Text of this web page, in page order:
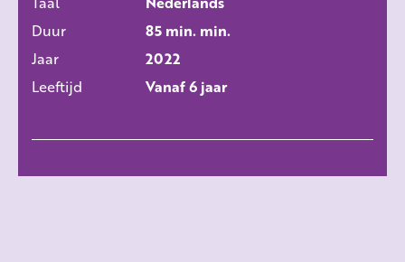
Duur
85 min. min.
Jaar
2022
Leeftijd
Vanaf 6 jaar